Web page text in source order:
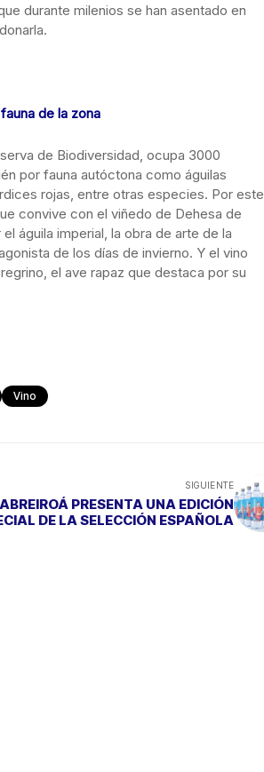
durante milenios se han asentado en
de la zona
de Biodiversidad, ocupa 3000
por fauna autóctona como águilas
rojas, entre otras especies. Por este
convive con el viñedo de Dehesa de
águila imperial, la obra de arte de la
de los días de invierno. Y el vino
el ave rapaz que destaca por su
Vino
SIGUIENTE
PRESENTA UNA EDICIÓN
DE LA SELECCIÓN ESPAÑOLA